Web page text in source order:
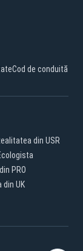
Cod de conduită
din USR
PRO
din UK